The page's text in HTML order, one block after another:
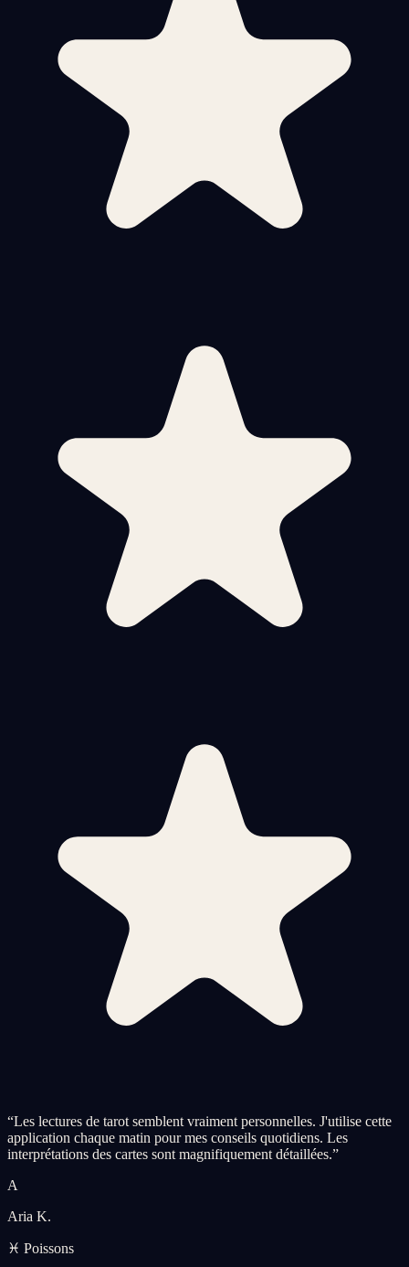
“Les lectures de tarot semblent vraiment personnelles. J'utilise cette
application chaque matin pour mes conseils quotidiens. Les
interprétations des cartes sont magnifiquement détaillées.”
A
Aria K.
♓ Poissons